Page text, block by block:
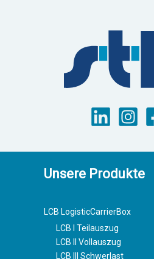
Unsere Produkte
LCB LogisticCarrierBox
LCB I Teilauszug
LCB II Vollauszug
LCB III Schwerlast